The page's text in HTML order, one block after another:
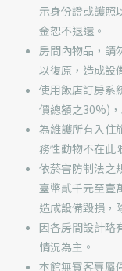
示身份證或護照
金恕不退還。
房間內物品，請
以復原，造成設
使用飯店訂房系
價總額之30%)
為維護所有入住
務性動物不在此
依菸害防制法之
臺幣貳千元至壹
造成設備毀損，
因各房間設計略
情況為主。
本館無賓客專屬